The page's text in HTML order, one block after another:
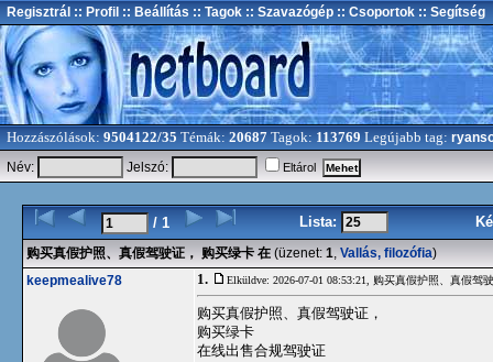
Regisztrál :: Profil :: Beállítás :: Tagok :: Szavazógép :: Csoportok :: Segítség
Hozzászólások: 9504122/35 Témák: 20687 Tagok: 113769 Legújabb tag:
Név:
Jelszó: Eltárol
/ 1 Lista:
购买真假护照、真假驾驶证， 购买绿卡 在 (üzenet: 1, Vallás, filozófia)
keepmealive78
1. Elküldve: 2026-07-01 08:53:21, 购买真假护照、真假驾
购买真假护照、真假驾驶证，
购买绿卡
在线出售合规驾驶证